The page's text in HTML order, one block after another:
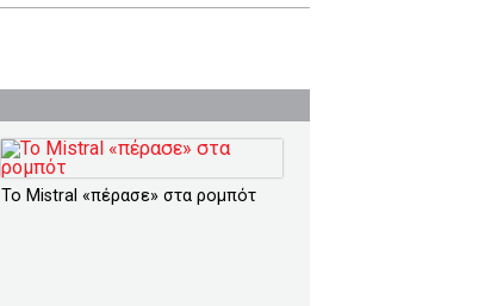
Το Mistral «πέρασε» στα ρομπότ